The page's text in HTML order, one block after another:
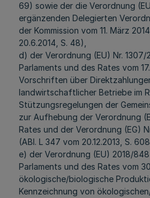
69) sowie der die Verordnung
ergänzenden Delegierten
der Kommission vom 11. März
20.6.2014, S. 48),
d) der Verordnung (EU) Nr. 1307/
Parlaments und des Rates vom
Vorschriften über
landwirtschaftlicher Betriebe im
Stützungsregelungen der
zur Aufhebung der Verordnung
Rates und der Verordnung (EG)
(ABl. L 347 vom 20.12.2013, S.
e) der Verordnung (EU) 2018/
Parlaments und des Rates vom
ökologische/biologische
Kennzeichnung von